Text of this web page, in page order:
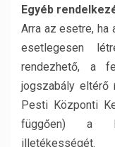
Egyéb
Arra az esetre,
esetlegesen
rendezhető, a
jogszabály eltérő
Pesti Központi
függően) a
illetékességét.